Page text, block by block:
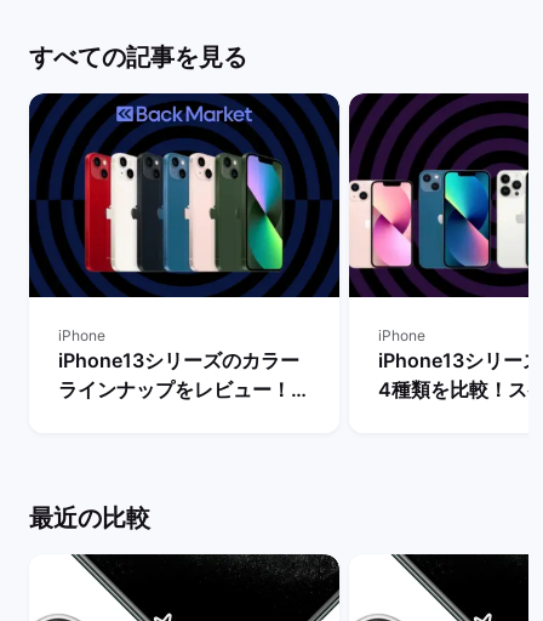
すべての記事を見る
iPhone
iPhone13シリーズのカラー
ラインナップをレビュー！
iPhone
iPhone13シリー
4種類を比較！ス
最近の比較